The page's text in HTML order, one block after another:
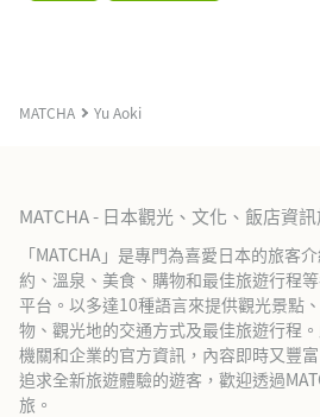
MATCHA Yu Aoki
MATCHA - 日本觀光、文化、飯店資
「MATCHA」是專門為喜愛日本的旅客
約、溫泉、美食、購物和最佳旅遊行程
平台。以多達10種語言來提供觀光景點
物、觀光地的交通方式及最佳旅遊行程
機關和企業的官方資訊，內容即時又豐
追求全新旅遊體驗的遊客，歡迎透過
旅。